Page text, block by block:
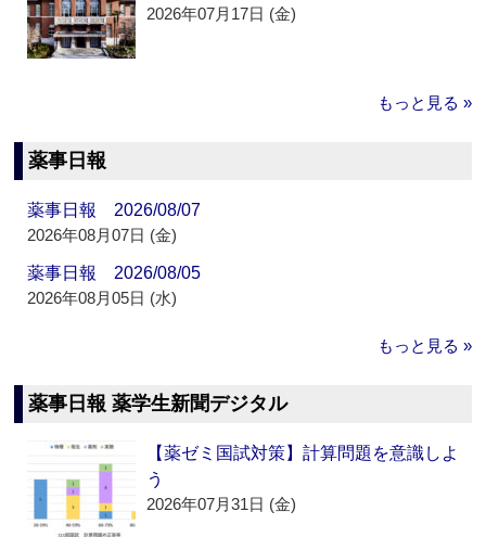
2026年07月17日 (金)
もっと見る »
薬事日報
薬事日報 2026/08/07
2026年08月07日 (金)
薬事日報 2026/08/05
2026年08月05日 (水)
もっと見る »
薬事日報 薬学生新聞デジタル
【薬ゼミ国試対策】計算問題を意識しよ
う
2026年07月31日 (金)